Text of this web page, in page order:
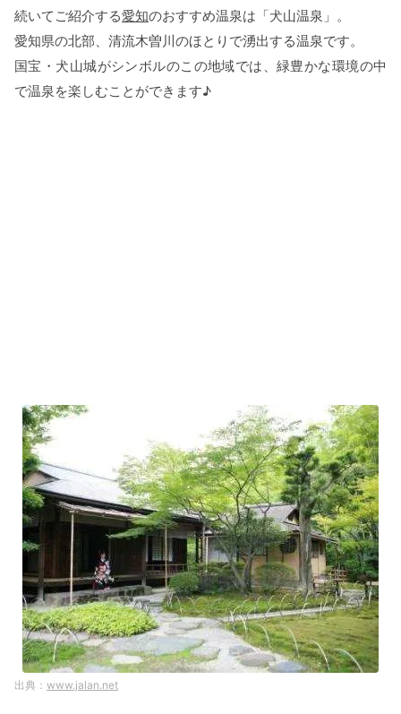
続いてご紹介する愛知のおすすめ温泉は「犬山温泉」。
愛知県の北部、清流木曽川のほとりで湧出する温泉です。
国宝・犬山城がシンボルのこの地域では、緑豊かな環境の中
で温泉を楽しむことができます♪
www.jalan.net